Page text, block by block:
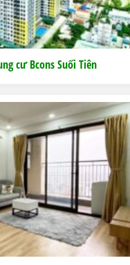
cư Bcons Suối Tiên